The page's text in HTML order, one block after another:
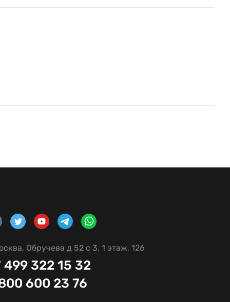
Обручева д 52 с 3, 1 этаж, 126
499 322 15 32
600 23 76